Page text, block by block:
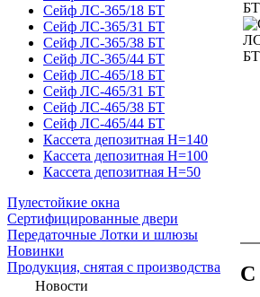
Сейф ЛС-365/18 БТ
Сейф ЛС-365/31 БТ
Сейф ЛС-365/38 БТ
Сейф ЛС-365/44 БТ
Сейф ЛС-465/18 БТ
Сейф ЛС-465/31 БТ
Сейф ЛС-465/38 БТ
Сейф ЛС-465/44 БТ
Кассета депозитная H=140
Кассета депозитная H=100
Кассета депозитная Н=50
Пулестойкие окна
Сертифицированные двери
Передаточные Лотки и шлюзы
Новинки
Продукция, снятая с производства
Новости
С